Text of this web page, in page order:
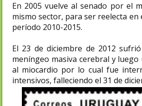
En 2005 vuelve al senado por el
mismo sector, para ser reelecta en
período 2010-2015.
El 23 de diciembre de 2012
meníngeo masiva cerebral y
al miocardio por lo cual fue
intensivos,​ falleciendo el 31 de